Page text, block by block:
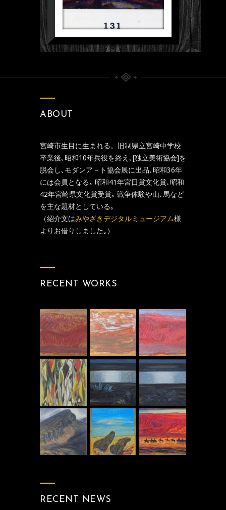
ABOUT
宮崎市生目に生まれる。旧制県立宮崎中学校
卒業後､昭和10年兵役を終え､[独立美術協会]を
脱会し､モダンア－ト協会展に出品､昭和36年
には会員となる｡ 昭和41年宮日賞文化賞､昭和
42年宮崎県文化賞受賞｡ 戦争体験や山､馬など
を主な題材としている｡
（紹介文はみやざきデジタルミュージアム様
よりお借りしました｡）
RECENT WORKS
RECENT NEWS